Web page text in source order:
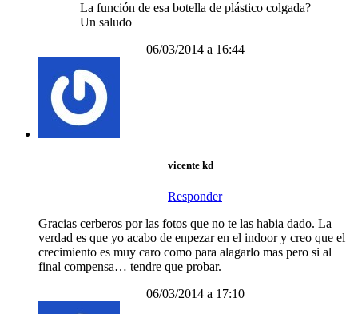
La función de esa botella de plástico colgada?
Un saludo
06/03/2014 a 16:44
vicente kd
Responder
Gracias cerberos por las fotos que no te las habia dado. La
verdad es que yo acabo de enpezar en el indoor y creo que el
crecimiento es muy caro como para alagarlo mas pero si al
final compensa… tendre que probar.
06/03/2014 a 17:10